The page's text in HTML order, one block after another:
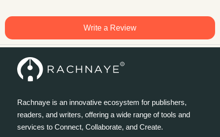
Write a Review
Rachnaye is an innovative ecosystem for publishers,
readers, and writers, offering a wide range of tools and
services to Connect, Collaborate, and Create.